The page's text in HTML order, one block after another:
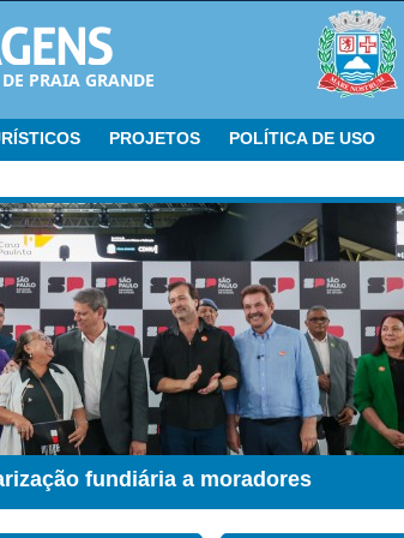
PRAIA GRANDE
PROJETOS POLÍTICA DE USO
fundiária a moradores
Sensorial